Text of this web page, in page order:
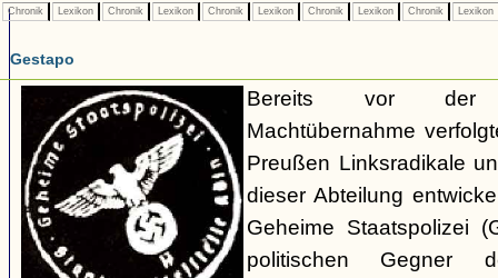
Chronik Lexikon Chronik Lexikon Chronik Lexikon Chronik Lexikon Chronik Lexikon
Gestapo
Bereits vor der
Machtübernahme
Preußen Linksradikale
dieser Abteilung
Geheime Staatspolizei
politischen Gegner